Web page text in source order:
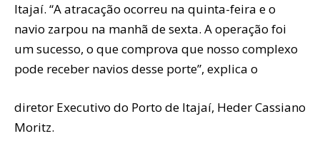
Itajaí. “A atracação ocorreu na quinta-feira e o
navio zarpou na manhã de sexta. A operação foi
um sucesso, o que comprova que nosso complexo
pode receber navios desse porte”, explica o
diretor Executivo do Porto de Itajaí, Heder Cassiano
Moritz.